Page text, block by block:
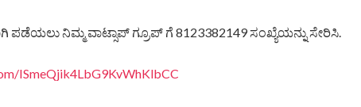
ಪಡೆಯಲು ನಿಮ್ಮ ವಾಟ್ಸಾಪ್ ಗ್ರೂಪ್ ಗೆ 8123382149 ಸಂಖ್ಯೆಯನ್ನು ಸೇರಿಸಿ.
ISmeQjik4LbG9KvWhKlbCC